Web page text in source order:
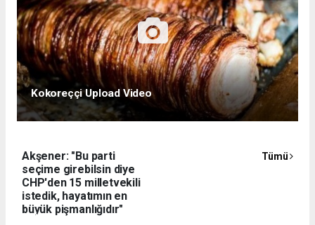
Kokoreççi Upload Video
Akşener: "Bu parti
seçime girebilsin diye
CHP'den 15 milletvekili
istedik, hayatımın en
büyük pişmanlığıdır"
Tümü
Batu - Hikaye